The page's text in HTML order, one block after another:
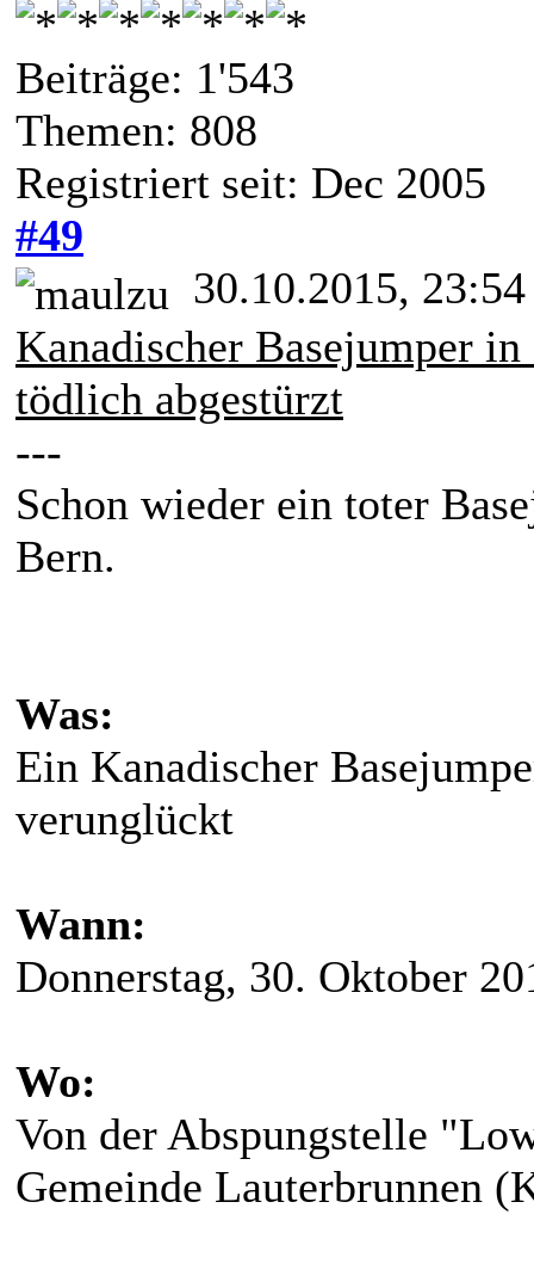
Beiträge: 1'543
Themen: 808
Registriert seit: Dec 2005
#49
30.10.2015, 23:54
Kanadischer Basejumper
tödlich abgestürzt
---
Schon wieder ein toter
Bern.
Was:
Ein Kanadischer
verunglückt
Wann:
Donnerstag, 30. Oktober
Wo:
Von der Abspungstelle
Gemeinde Lauterbrunnen